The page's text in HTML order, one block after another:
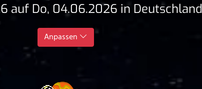
auf Do, 04.06.2026 in Deutschland
Anpassen